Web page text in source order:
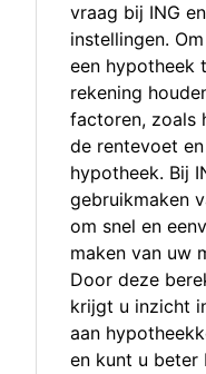
vraag bij ING
instellingen.
een hypotheek
rekening
factoren, zoals
de rentevoet
hypotheek. Bij
gebruikmaken
om snel en
maken van uw
Door deze
krijgt u inzicht
aan
en kunt u beter